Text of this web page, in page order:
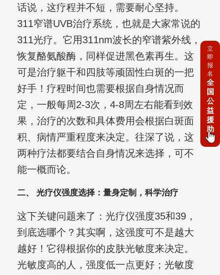
话说，这疗程并不短，需要耐心坚持。
311窄谱UVB治疗系统，也就是大家常说的
311光疗。它用311nm波长的窄谱紫外线，
恢复酪氨酸酶，同样促进黑色素再生。这
可是治疗躯干和四肢等顽固性白斑的一把
好手！疗程时间也需要根据自身情况而
定，一般每周2-3次，4-8周左右能看到效
果，治疗的次数和具体费用会根据白斑面
积、病情严重程度来决定。往深了说，这
两种疗法都要结合自身情况来选择，可不
能一概而论。
二、 光疗仪强度选择：量身定制，科学治疗
这下关键问题来了：光疗仪强度35和39，
到底选哪个？其实啊，这强度可不是越大
越好！它得根据你的皮肤光敏度来决定。
光敏度高的人，强度低一点更好；光敏度
立
即
报
名
全
国
公
益
援
助